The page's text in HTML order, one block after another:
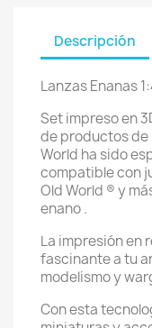
Descripción
Lanzas Enanas
Set impreso en
de productos de
World ha sido
compatible con
Old World ® y
enano .
La impresión en
fascinante a tu
modelismo y
Con esta